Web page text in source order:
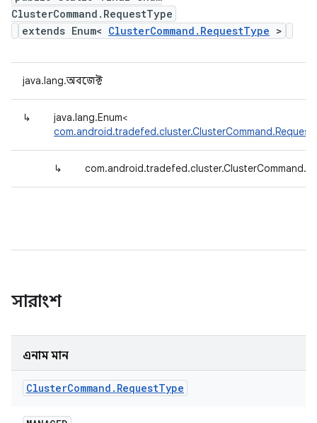
ClusterCommand.RequestType
extends Enum< ClusterCommand.RequestType >
java.lang.অবজেক্ট
↳
java.lang.Enum<
↳
সারাংশ
এনাম মান
ClusterCommand . RequestType